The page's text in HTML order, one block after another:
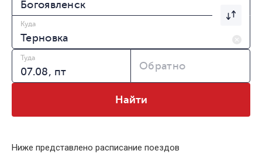
Куда
Туда
Обратно
Найти
Ниже представлено расписание поездов